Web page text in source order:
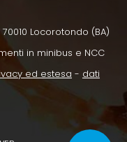
Locorotondo (BA)
in minibus e NCC
ed estesa - dati